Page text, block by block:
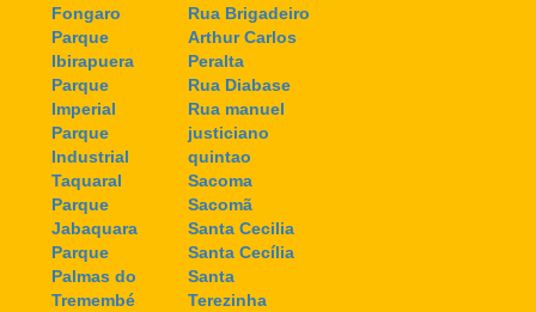
Fongaro
Parque
Ibirapuera
Parque
Imperial
Parque
Industrial
Taquaral
Parque
Jabaquara
Parque
Palmas do
Tremembé
Rua Brigadeiro
Arthur Carlos
Peralta
Rua Diabase
Rua manuel
justiciano
quintao
Sacoma
Sacomã
Santa Cecilia
Santa Cecília
Santa
Terezinha